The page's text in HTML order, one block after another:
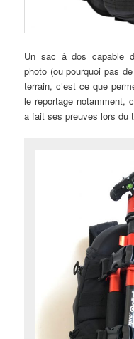
Un sac à dos capable
photo (ou pourquoi pas
terrain, c’est ce que
le reportage notamment,
a fait ses preuves lors du